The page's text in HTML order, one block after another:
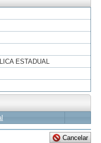
ESTADUAL